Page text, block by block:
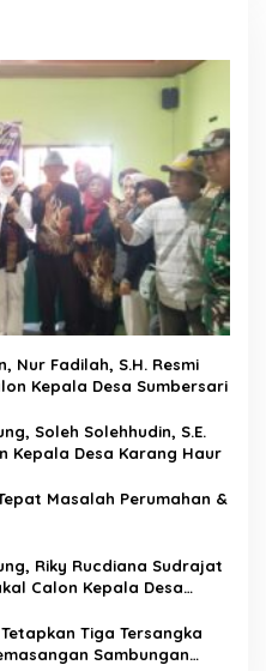
Nur Fadilah, S.H. Resmi
Kepala Desa Sumbersari
Soleh Solehhudin, S.E.
Kepala Desa Karang Haur
Masalah Perumahan &
Riky Rucdiana Sudrajat
Calon Kepala Desa
Tiga Tersangka
Sambungan